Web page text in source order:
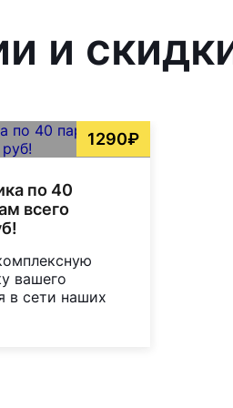
и
1290₽
по 40
всего
вашего
в сети наших